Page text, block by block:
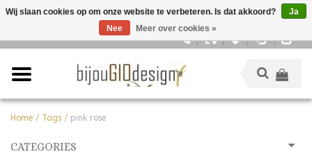
Home / Tags / pink rose
CATEGORIES
Wij slaan cookies op om onze website te verbeteren. Is dat akkoord?
Ja
Nee
Meer over cookies »